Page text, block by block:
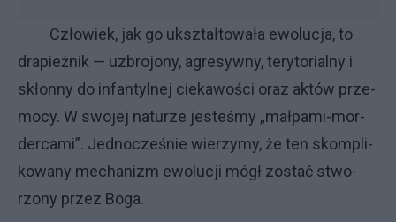
Czło­wiek, jak go ukształ­to­wa­ła ewo­lu­cja, to
dra­pież­nik — uzbro­jo­ny, agre­syw­ny, te­ry­to­rial­ny i
skłon­ny do in­fan­tyl­nej cie­ka­wo­ści oraz ak­tów prze­
mo­cy. W swo­jej na­tu­rze je­ste­śmy „mał­pa­mi-mor­
der­ca­mi”. Jed­no­cze­śnie wie­rzy­my, że ten skom­pli­
ko­wa­ny me­cha­ni­zm ewo­lu­cji mó­gł zo­stać stwo­
rzo­ny przez Bo­ga.